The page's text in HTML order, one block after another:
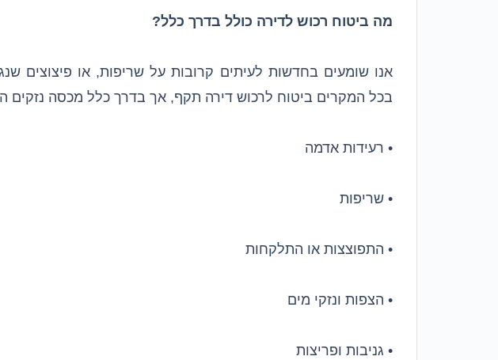
מה ביטוח רכוש לדירה כולל בדרך כלל?
אנו שומעים בחדשות לעיתים קרובות על שריפות, או פיצוצים
בכל המקרים ביטוח לרכוש דירה תקף, אך בדרך כלל מכסה נזקים
• רעידות אדמה
• שריפות
• התפוצצות או התלקחות
• הצפות ונזקי מים
• גניבות ופריצות